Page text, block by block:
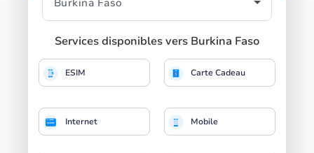
Services disponibles vers Burkina Faso
ESIM Carte Cadeau
Internet Mobile